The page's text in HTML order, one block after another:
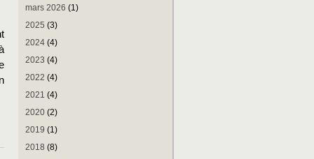
mars 2026 (1)
2025 (3)
2024 (4)
2023 (4)
2022 (4)
2021 (4)
2020 (2)
2019 (1)
2018 (8)